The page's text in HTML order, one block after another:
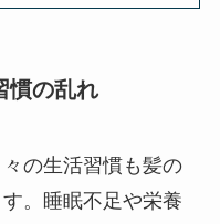
慣の乱れ
の生活習慣も髪の
。睡眠不足や栄養